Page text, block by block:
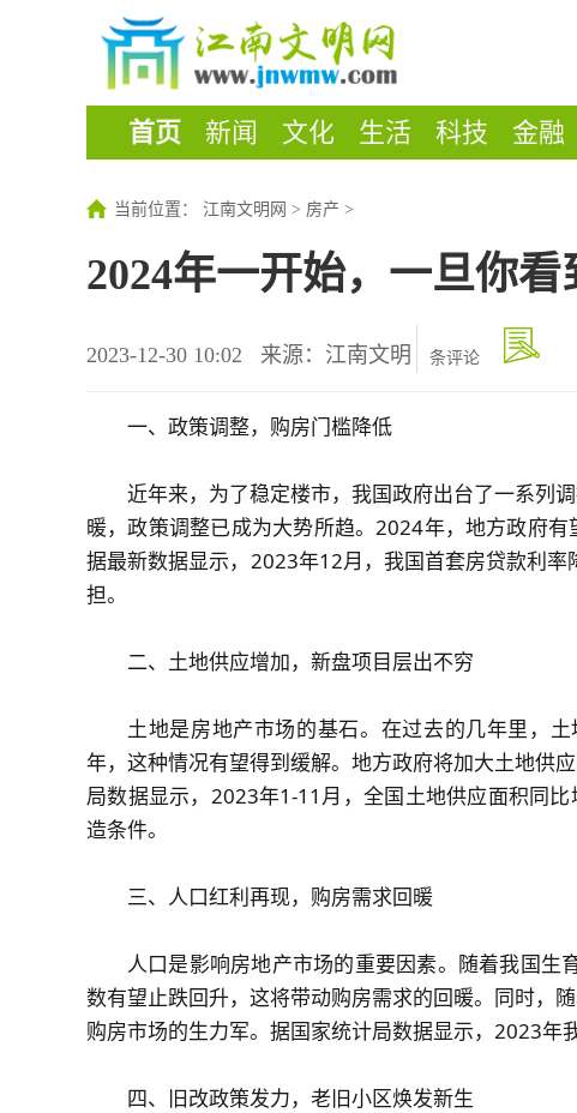
首页 新闻 文化 生活 科技 金融
当前位置： 江南文明网 > 房产 >
2024年一开始，一旦你
2023-12-30 10:02 来源：江南文明 条评论
一、政策调整，购房门槛降低
近年来，为了稳定楼市，我国政府出台了一系列
暖，政策调整已成为大势所趋。2024年，地方政府
据最新数据显示，2023年12月，我国首套房贷款利
担。
二、土地供应增加，新盘项目层出不穷
土地是房地产市场的基石。在过去的几年里，
年，这种情况有望得到缓解。地方政府将加大土地供
局数据显示，2023年1-11月，全国土地供应面积同
造条件。
三、人口红利再现，购房需求回暖
人口是影响房地产市场的重要因素。随着我国
数有望止跌回升，这将带动购房需求的回暖。同时，
购房市场的生力军。据国家统计局数据显示，2023年
四、旧改政策发力，老旧小区焕发新生